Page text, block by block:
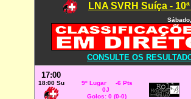
LNA SVRH Suíça -
CONSULTE OS
17:00
18:00 Su
9º Lugar -6 Pts
0J
Golos: 0 (0-0)